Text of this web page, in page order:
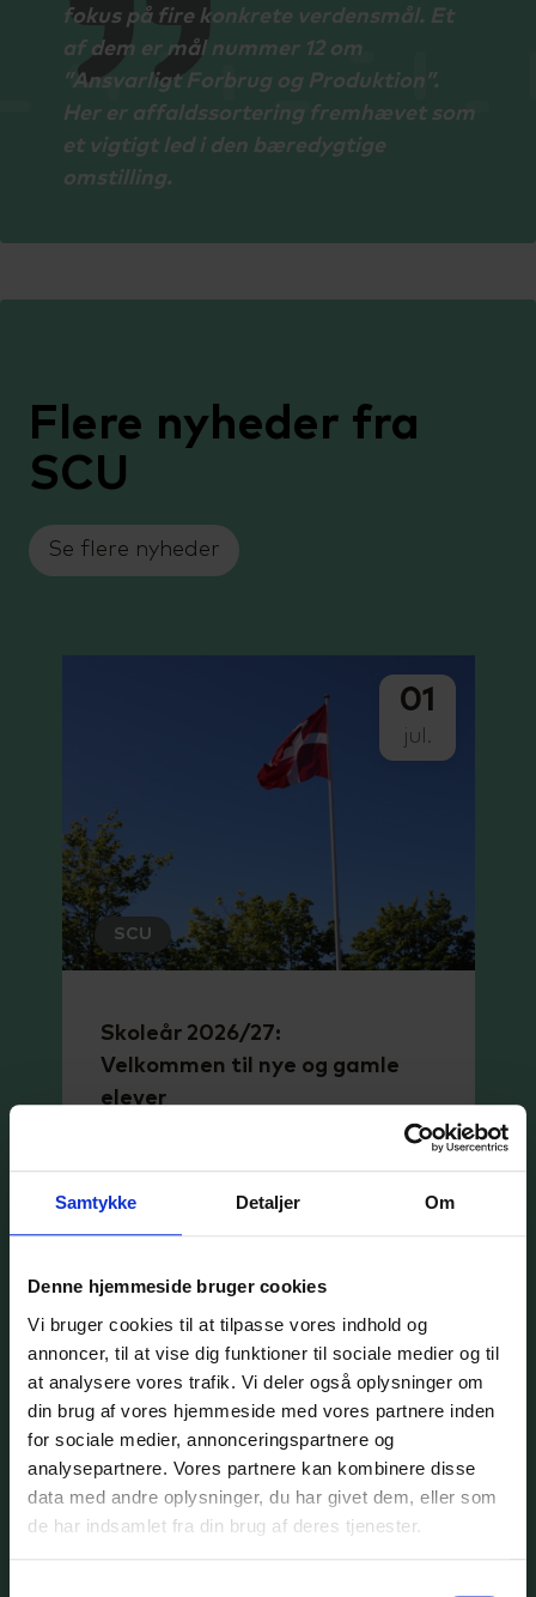
Samtykke Detaljer Om
Denne hjemmeside bruger cookies
Vi bruger cookies til at tilpasse vores indhold og
annoncer, til at vise dig funktioner til sociale medier og til
at analysere vores trafik. Vi deler også oplysninger om
din brug af vores hjemmeside med vores partnere inden
for sociale medier, annonceringspartnere og
analysepartnere. Vores partnere kan kombinere disse
data med andre oplysninger, du har givet dem, eller som
de har indsamlet fra din brug af deres tjenester.
fokus på fire konkrete verdensmål. Et
af dem er mål nummer 12 om
”Ansvarligt Forbrug og Produktion”.
Her er affaldssortering fremhævet som
et vigtigt led i den bæredygtige
omstilling.
Flere nyheder fra
SCU
Se flere nyheder
01
jul.
SCU
Skoleår 2026/27:
Velkommen til nye og gamle
elever
det nye skoleår 2026/27.
Se nyhed
29
jun.